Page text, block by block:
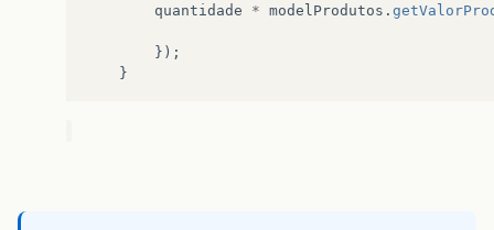
quantidade
* modelProdutos .
});
}